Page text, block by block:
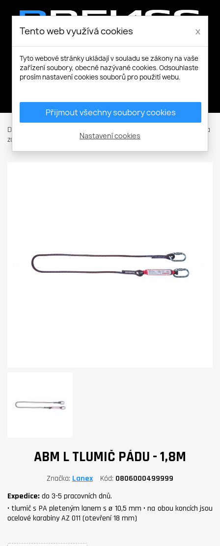
Domů
Tlumiče a
zachycovače
ABM L tlumič pádu - 1,8m
ABM L TLUMIČ PÁDU - 1,8M
Značka Lanex Kód 0806000499999
Expedice: do 3-5 pracovních dnů.
• tlumič s PA pleteným lanem s ø 10,5 mm • na obou koncích jsou
ocelové karabiny AZ 011 (otevření 18 mm)
Tento web využívá cookies x
Tyto webové stránky ukládají v souladu se zákony na vaše
zařízení soubory, obecně nazývané cookies. Odsouhlaste
prosím nastavení cookies souborů pro použití webu.
Přijmout všechny soubory cookies
Nastavení cookies